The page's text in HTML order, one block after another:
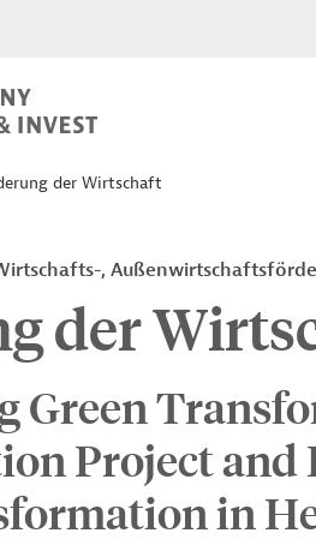
der Wirtschaft
,
der
Green
Project
in